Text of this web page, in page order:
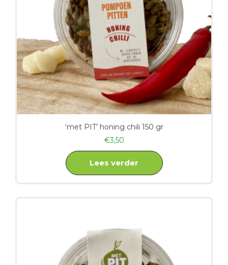
‘met PIT’ honing chili 150 gr
€3,50
Lees verder